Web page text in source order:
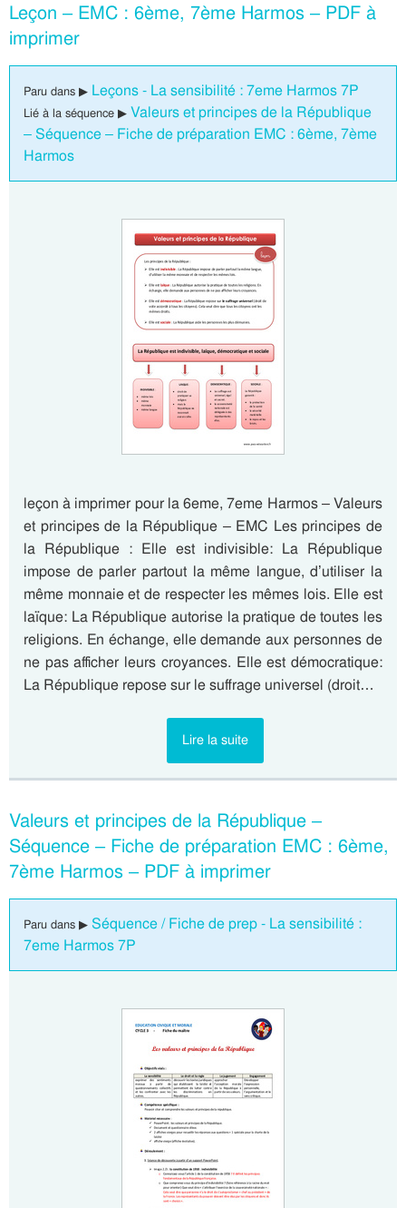
Leçon – EMC : 6ème, 7ème Harmos – PDF à
imprimer
Paru dans ▶ Leçons - La sensibilité : 7eme Harmos 7P
Lié à la séquence ▶ Valeurs et principes de la République
– Séquence – Fiche de préparation EMC : 6ème, 7ème
Harmos
leçon à imprimer pour la 6eme, 7eme Harmos – Valeurs
et principes de la République – EMC Les principes de
la République : Elle est indivisible: La République
impose de parler partout la même langue, d’utiliser la
même monnaie et de respecter les mêmes lois. Elle est
laïque: La République autorise la pratique de toutes les
religions. En échange, elle demande aux personnes de
ne pas afficher leurs croyances. Elle est démocratique:
La République repose sur le suffrage universel (droit…
Lire la suite
Valeurs et principes de la République –
Séquence – Fiche de préparation EMC : 6ème,
7ème Harmos – PDF à imprimer
Paru dans ▶ Séquence / Fiche de prep - La sensibilité :
7eme Harmos 7P